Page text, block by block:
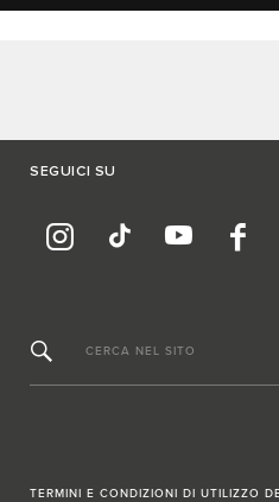
SEGUICI SU
CERCA NEL SITO
TERMINI E CONDIZIONI DI UTILIZZO